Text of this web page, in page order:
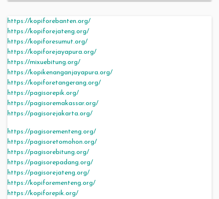
https://kopiforebanten.org/
https://kopiforejateng.org/
https://kopiforesumut.org/
https://kopiforejayapura.org/
https://mixuebitung.org/
https://kopikenanganjayapura.org/
https://kopiforetangerang.org/
https://pagisorepik.org/
https://pagisoremakassar.org/
https://pagisorejakarta.org/
https://pagisorementeng.org/
https://pagisoretomohon.org/
https://pagisorebitung.org/
https://pagisorepadang.org/
https://pagisorejateng.org/
https://kopiforementeng.org/
https://kopiforepik.org/